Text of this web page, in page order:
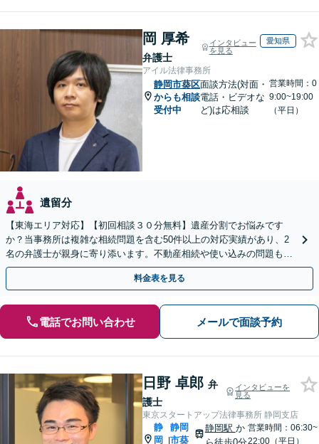
岡 厚希
弁護士
インタビュー
を見る
愛知県
アイル法律事務所
静岡市葵区
からも相談
受付中
面談方法(対面・
電話・ビデオな
ど)は応相談
営業時間：0
9:00~19:00
（平日）
遺留分
【東海エリア対応】【初回相談３０分無料】遺産分割でお悩みです
か？当事務所は複雑な相続問題を含む50件以上の対応実績があり、2
名の弁護士が親身に寄り添います。不動産相続や使い込みの問題も分
かりやすく解説。WEB相談可能。LINE予約受付中
料金表を見る
電話でお問い合わせ メールで面談予約
日野 卓郎 弁
護士
インタビューを
見る
東京スタートアップ法律事務所 静岡支店
静
岡
|
静岡
市葵
静岡駅 か 営業時間：06:30~
22:00（平日）